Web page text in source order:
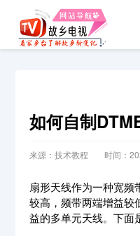
如何自制
来源：技术教程 时间：
扇形天线作为一种宽
较高，频带两端增益较
益的多单元天线。下面